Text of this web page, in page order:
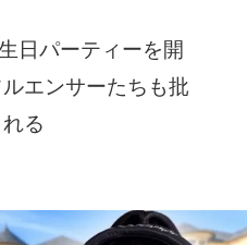
日パーティーを開
エンサーたちも批
る